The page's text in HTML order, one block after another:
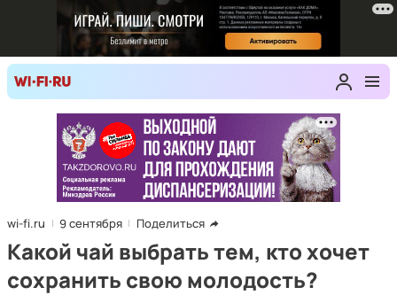
wi-fi.ru 9 сентября Поделиться
Какой чай выбрать тем, кто хочет
сохранить свою молодость?